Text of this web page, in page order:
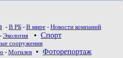
- В РБ - В мире - Новости компаний
- Экология • Спорт
сооружения
- Могилев • Фоторепортаж